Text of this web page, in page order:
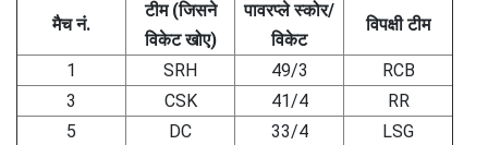
मैच नं.
टीम (जिसने
विकेट खोए)
पावरप्ले स्कोर/
विकेट
विपक्षी टीम
1 SRH 49/3
RCB
3
CSK 41/4
RR
5
DC 33/4
LSG